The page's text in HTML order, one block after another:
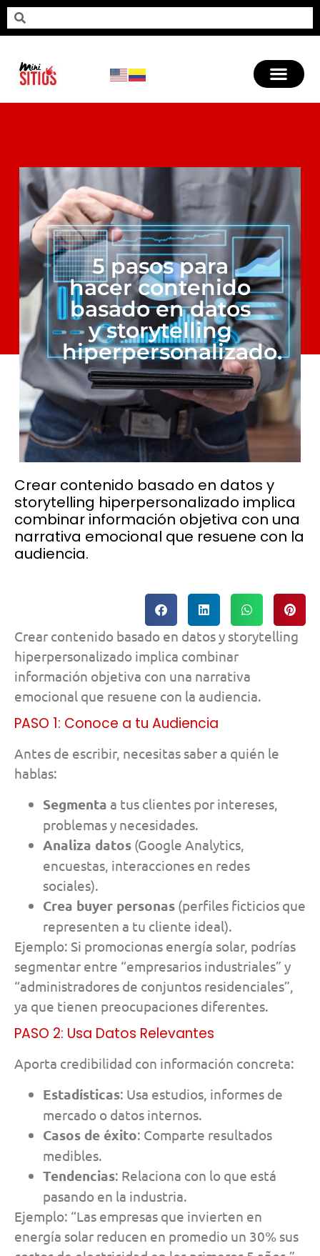
5 pasos para
hacer contenido
basado en datos
y storytelling
hiperpersonalizado.
Crear contenido basado en datos y
storytelling hiperpersonalizado implica
combinar información objetiva con una
narrativa emocional que resuene con la
audiencia.
Crear contenido basado en datos y storytelling
hiperpersonalizado implica combinar
información objetiva con una narrativa
emocional que resuene con la audiencia.
PASO 1: Conoce a tu Audiencia
Antes de escribir, necesitas saber a quién le
hablas:
Segmenta a tus clientes por intereses,
problemas y necesidades.
Analiza datos (Google Analytics,
encuestas, interacciones en redes
sociales).
Crea buyer personas (perfiles ficticios que
representen a tu cliente ideal).
Ejemplo: Si promocionas energía solar, podrías
segmentar entre “empresarios industriales” y
“administradores de conjuntos residenciales”,
ya que tienen preocupaciones diferentes.
PASO 2: Usa Datos Relevantes
Aporta credibilidad con información concreta:
Estadísticas: Usa estudios, informes de
mercado o datos internos.
Casos de éxito: Comparte resultados
medibles.
Tendencias: Relaciona con lo que está
pasando en la industria.
Ejemplo: “Las empresas que invierten en
energía solar reducen en promedio un 30% sus